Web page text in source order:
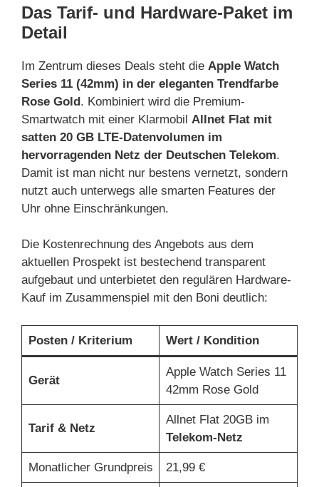
Das Tarif- und Hardware-Paket im
Detail
Im Zentrum dieses Deals steht die Apple Watch
Series 11 (42mm) in der eleganten Trendfarbe
Rose Gold. Kombiniert wird die Premium-
Smartwatch mit einer Klarmobil Allnet Flat mit
satten 20 GB LTE-Datenvolumen im
hervorragenden Netz der Deutschen Telekom.
Damit ist man nicht nur bestens vernetzt, sondern
nutzt auch unterwegs alle smarten Features der
Uhr ohne Einschränkungen.
Die Kostenrechnung des Angebots aus dem
aktuellen Prospekt ist bestechend transparent
aufgebaut und unterbietet den regulären Hardware-
Kauf im Zusammenspiel mit den Boni deutlich:
Posten / Kriterium Wert / Kondition
Gerät
Apple Watch Series 11
42mm Rose Gold
Tarif & Netz
Allnet Flat 20GB im
Telekom-Netz
Monatlicher Grundpreis 21,99 €